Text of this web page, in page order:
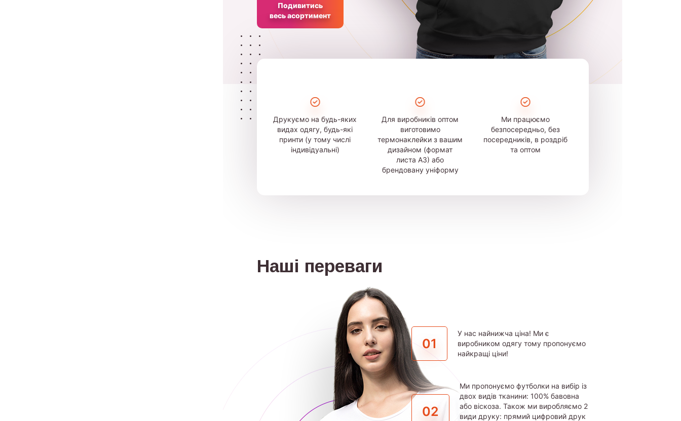
Подивитись
весь асортимент
Друкуємо на будь-яких
видах одягу, будь-які
принти (у тому числі
індивідуальні)
Для виробників оптом
виготовимо
термонаклейки з вашим
дизайном (формат
листа А3) або
брендовану уніформу
Ми працюємо
безпосередньо, без
посередників, в роздріб
та оптом
Наші переваги
01
У нас найнижча ціна! Ми є
виробником одягу тому пропонуємо
найкращі ціни!
02
Ми пропонуємо футболки на вибір із
двох видів тканини: 100% бавовна
або віскоза. Також ми виробляємо 2
види друку: прямий цифровий друк